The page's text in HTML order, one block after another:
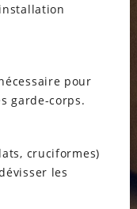
pour
garde-corps.
cruciformes)
les